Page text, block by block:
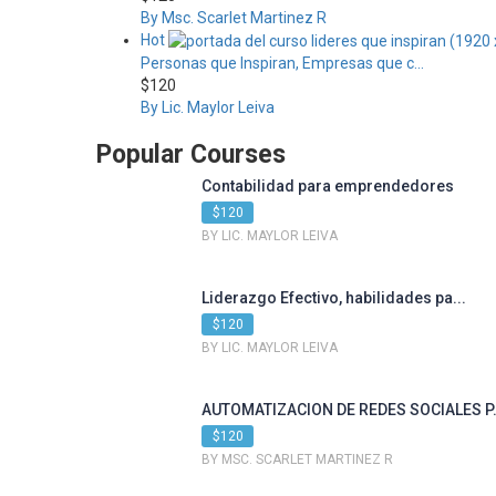
By Msc. Scarlet Martinez R
Hot
Personas que Inspiran, Empresas que c...
$120
By Lic. Maylor Leiva
Popular Courses
Contabilidad para emprendedores
$120
BY LIC. MAYLOR LEIVA
Liderazgo Efectivo, habilidades pa...
$120
BY LIC. MAYLOR LEIVA
AUTOMATIZACION DE REDES SOCIALES
$120
BY MSC. SCARLET MARTINEZ R